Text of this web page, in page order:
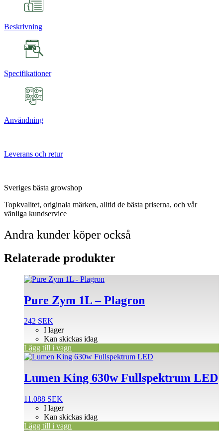
Beskrivning
Specifikationer
Användning
Leverans och retur
Sveriges bästa growshop
Topkvalitet, originala märken, alltid de bästa priserna, och vår
vänliga kundservice
Andra kunder köper också
Relaterade produkter
Pure Zym 1L – Plagron
242 SEK
I lager
Kan skickas idag
Lägg till i vagn
Lumen King 630w Fullspektrum LED
11.088 SEK
I lager
Kan skickas idag
Lägg till i vagn